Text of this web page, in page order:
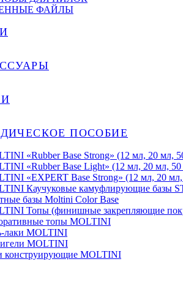
ФАЙЛЫ
ПОСОБИЕ
«Rubber Base Strong» (12 мл, 20 мл,
«Rubber Base Light» (12 мл, 20 мл,
«EXPERT Base Strong» (12 мл, 20
Каучуковые камуфлирующие базы
базы Moltini Color Base
Топы (финишные закрепляющие
топы MOLTINI
лаки MOLTINI
MOLTINI
конструирующие MOLTINI